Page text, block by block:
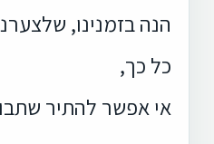
הנה בזמנינו,
כל כך,
אי אפשר להתיר